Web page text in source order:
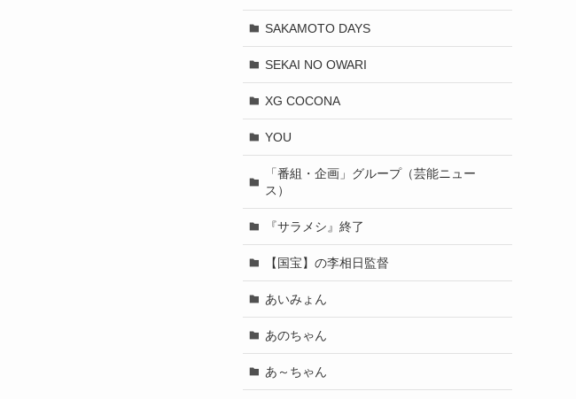
SAKAMOTO DAYS
SEKAI NO OWARI
XG COCONA
YOU
「番組・企画」グループ（芸能ニュー
ス）
『サラメシ』終了
【国宝】の李相日監督
あいみょん
あのちゃん
あ～ちゃん